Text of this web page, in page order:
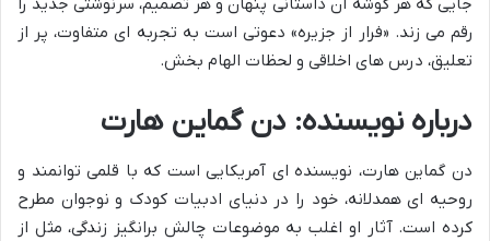
رقم می زند. «فرار از جزیره» دعوتی است به تجربه ای متفاوت، پر از
تعلیق، درس های اخلاقی و لحظات الهام بخش.
درباره نویسنده: دن گماین هارت
دن گماین هارت، نویسنده ای آمریکایی است که با قلمی توانمند و
روحیه ای همدلانه، خود را در دنیای ادبیات کودک و نوجوان مطرح
کرده است. آثار او اغلب به موضوعات چالش برانگیز زندگی، مثل از